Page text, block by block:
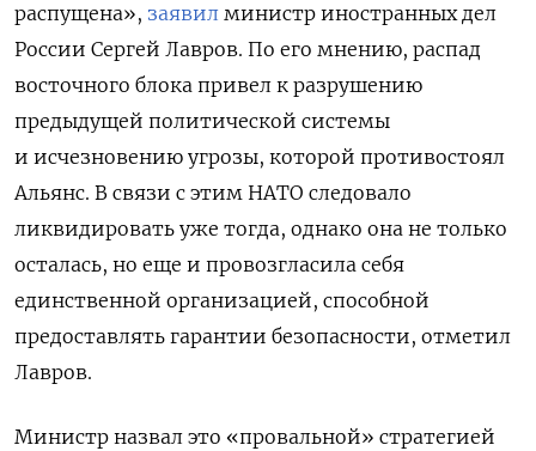
распущена», заявил министр иностранных дел
России Сергей Лавров. По его мнению, распад
восточного блока привел к разрушению
предыдущей политической системы
и исчезновению угрозы, которой противостоял
Альянс. В связи с этим НАТО следовало
ликвидировать уже тогда, однако она не только
осталась, но еще и провозгласила себя
единственной организацией, способной
предоставлять гарантии безопасности, отметил
Лавров.
Министр назвал это «провальной» стратегией